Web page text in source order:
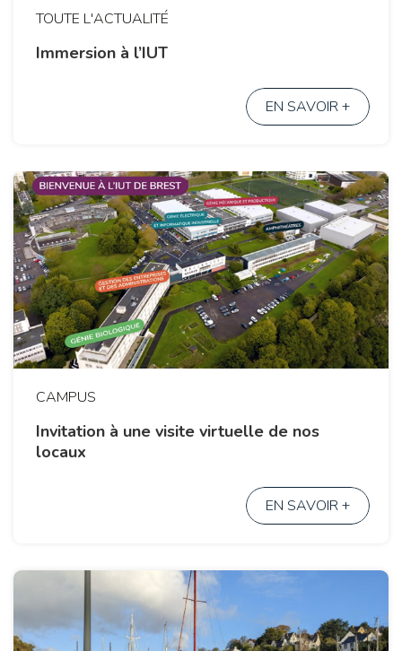
TOUTE L'ACTUALITÉ
Immersion à l’IUT
EN SAVOIR +
CAMPUS
Invitation à une visite virtuelle de nos
locaux
EN SAVOIR +